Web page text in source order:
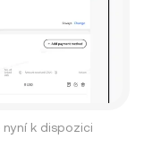
k dispozici